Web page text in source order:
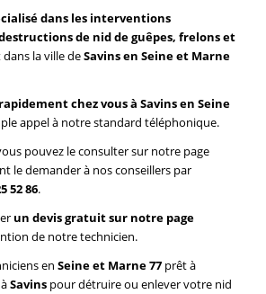
dans les interventions
de nid de guêpes, frelons et
la ville deSavins en Seine et Marne
chez vous à Savins en Seine
appel à notre standard téléphonique.
pouvez le consulter sur notre page
le demander à nos conseillers par
52 86.
un devis gratuit sur notre page
de notre technicien.
en Seine et Marne 77 prêt à
Savins pour détruire ou enlever votre nid